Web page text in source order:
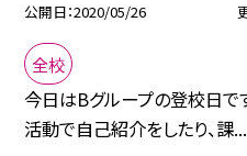
公開日 2020/05/26
全校
今日はBグループの登校日で
活動で自己紹介をしたり、課...